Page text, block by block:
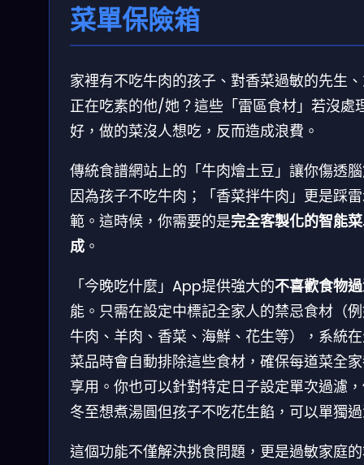
菜單保險箱
家裡有不吃牛肉的孩子、對香菜過敏的先生
正在吃素的他/她？這些「雷區食材」若沒處
好，做的菜沒人想吃，反而造成浪費。
傳統食譜網站上的「牛肉燴土豆」讓你傷透
因為孩子不吃牛肉；「香菜拌牛肉」更是踩
範。這時候，你需要的是完全客製化的智能
成 。
「今晚吃什麼」App提供強大的不喜歡食物
能。只需在設定中標記全家人的禁忌食材（
牛肉、羊肉、香菜、海鮮、花生等），系統
菜品時會自動排除這些食材，確保每道菜全
享用。你也可以針對特定日子設定單次過濾
冬至想煮湯圓但孩子不吃花生餡，可以單獨
這個功能不僅解決挑食問題，更是過敏家庭